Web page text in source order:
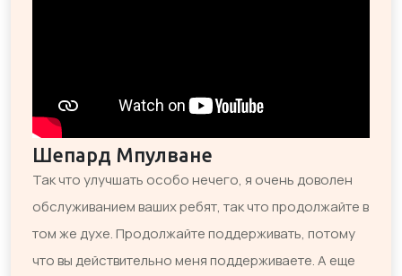
Шепард Мпулване
Так что улучшать особо нечего, я очень доволен
обслуживанием ваших ребят, так что продолжайте в
том же духе. Продолжайте поддерживать, потому
что вы действительно меня поддерживаете. А еще